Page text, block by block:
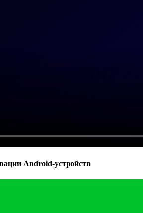
Android-устройств